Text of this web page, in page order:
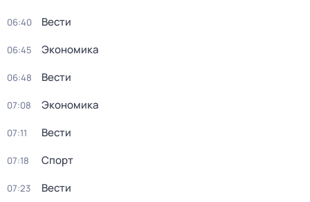
06:40 Вести
06:45 Экономика
06:48 Вести
07:08 Экономика
07:11 Вести
07:18 Спорт
07:23 Вести